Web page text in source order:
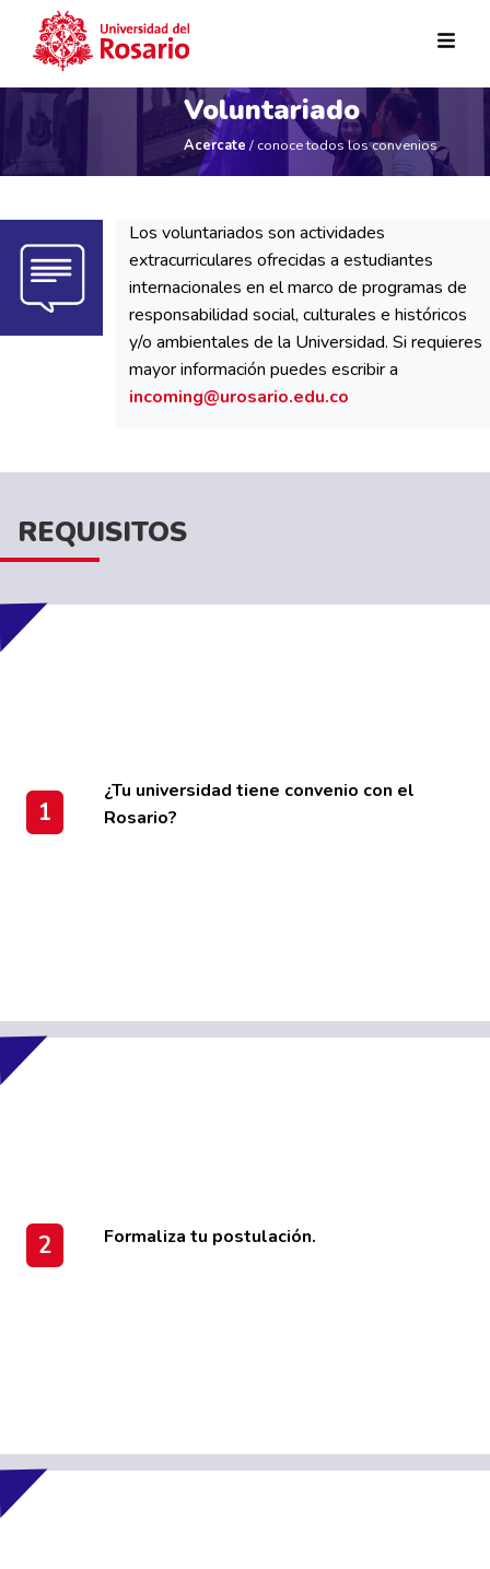
Pasar al contenido principalVoluntariado
Acercate / conoce todos los convenios
Los voluntariados son actividades
extracurriculares ofrecidas a estudiantes
internacionales en el marco de programas de
responsabilidad social, culturales e históricos
y/o ambientales de la Universidad. Si requieres
mayor información puedes escribir a
incoming@urosario.edu.co
REQUISITOS
1
¿Tu universidad tiene convenio con el
Rosario?
2 Formaliza tu postulación.